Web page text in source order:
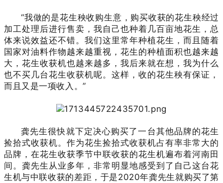
“我做的是花生秧收购生意，购买收获的花生秧经过
加工处理后进行售卖，我自己也种着几百亩地花生，总
体来说效益还不错。我们这里常年种植花生，而且随着
国家对油料作物越来越重视，花生的种植面积也越来越
大，花生收获机也越来越多，我后来就在想，我为什么
也不买几台花生收获机呢。这样，收的花生秧有保证，
而且又是一项收入。”
龚先生很快就下定决心购买了一台其他品牌的花生
捡拾式收获机。作为花生捡拾式收获机占有率非常大的
品牌，在花生收获季节中联收获的花生机遍布着河南田
间。龚先生从业多年，非常明显地感受到了自己这台花
生机与中联收获的差距，于是2020年龚先生就购买了第